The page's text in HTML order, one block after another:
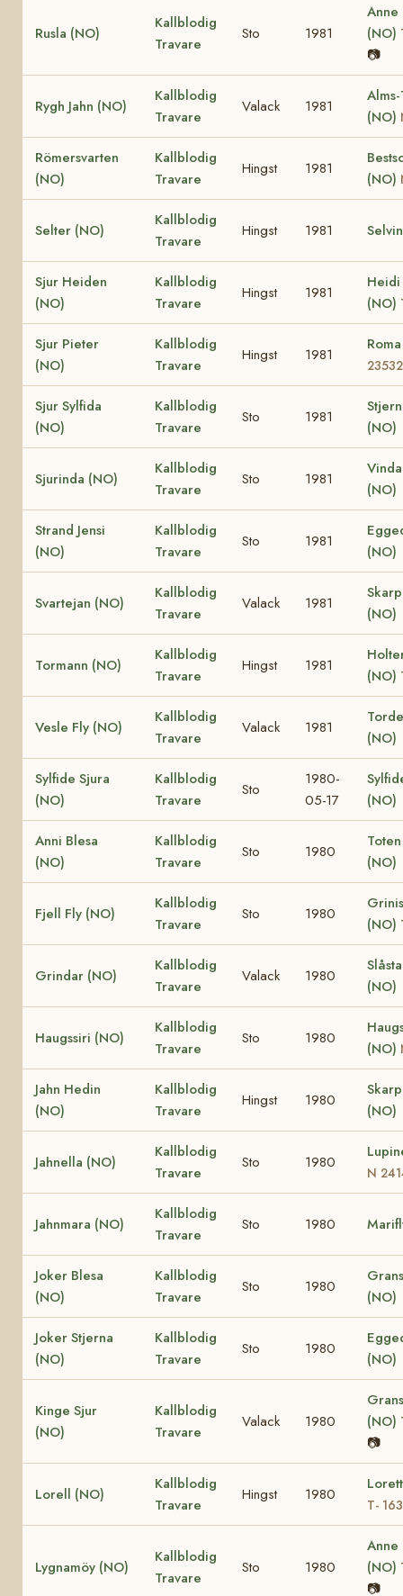
Rusla (NO)
Kallblodig
Travare
Sto 1981
Anne
(NO)
📷
Rygh Jahn (NO)
Kallblodig
Travare
Valack 1981
(NO)
Römersvarten
(NO)
Kallblodig
Travare
Hingst 1981
(NO)
Selter (NO)
Kallblodig
Travare
Hingst 1981
Sjur Heiden
(NO)
Kallblodig
Travare
Hingst 1981
Heidi
(NO)
Sjur Pieter
(NO)
Kallblodig
Travare
Hingst 1981
23532
Sjur Sylfida
(NO)
Kallblodig
Travare
Sto 1981
(NO)
Sjurinda (NO)
Kallblodig
Travare
Sto 1981
(NO)
Strand Jensi
(NO)
Kallblodig
Travare
Sto 1981
(NO)
Svartejan (NO)
Kallblodig
Travare
Valack 1981
(NO)
Tormann (NO)
Kallblodig
Travare
Hingst 1981
(NO)
Vesle Fly (NO)
Kallblodig
Travare
Valack 1981
(NO)
Sylfide Sjura
(NO)
Kallblodig
Travare
Sto
1980-
05-17
(NO)
Anni Blesa
(NO)
Kallblodig
Travare
Sto 1980
(NO)
Fjell Fly (NO)
Kallblodig
Travare
Sto 1980
(NO)
Grindar (NO)
Kallblodig
Travare
Valack 1980
(NO)
Haugssiri (NO)
Kallblodig
Travare
Sto 1980
(NO)
Jahn Hedin
(NO)
Kallblodig
Travare
Hingst 1980
(NO)
Jahnella (NO)
Kallblodig
Travare
Sto 1980
N
Jahnmara (NO)
Kallblodig
Travare
Sto 1980
Joker Blesa
(NO)
Kallblodig
Travare
Sto 1980
(NO)
Joker Stjerna
(NO)
Kallblodig
Travare
Sto 1980
(NO)
Kinge Sjur
(NO)
Kallblodig
Travare
Valack 1980
(NO)
📷
Lorell (NO)
Kallblodig
Travare
Hingst 1980
T-
Lygnamöy (NO)
Kallblodig
Travare
Sto 1980
Anne
(NO)
📷